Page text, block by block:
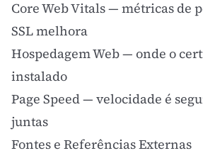
Core Web Vitals— métricas de
SSL melhora
Hospedagem Web— onde o
instalado
Page Speed— velocidade é
juntas
Fontes e Referências Externas